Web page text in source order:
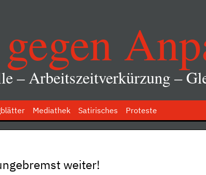
– Arbeitszeitverkürzung –
Mediathek Satirisches Proteste
weiter!